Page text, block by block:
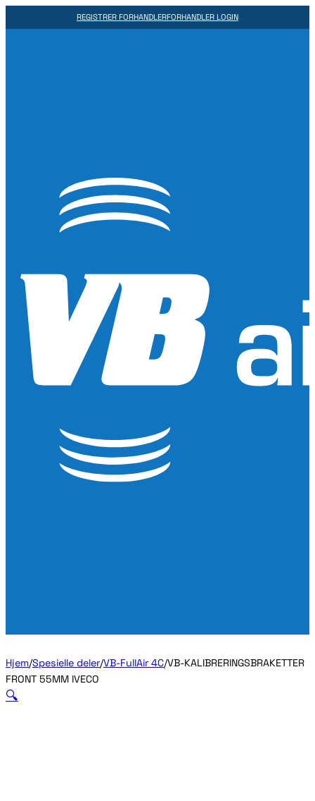
REGISTRER FORHANDLERFORHANDLER LOGIN
Hjem/Spesielle deler/VB-FullAir 4C/VB-KALIBRERINGSBRAKETTER
FRONT 55MM IVECO
🔍